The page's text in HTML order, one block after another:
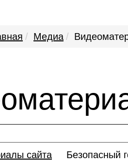
Медиа
сайта Безопасный